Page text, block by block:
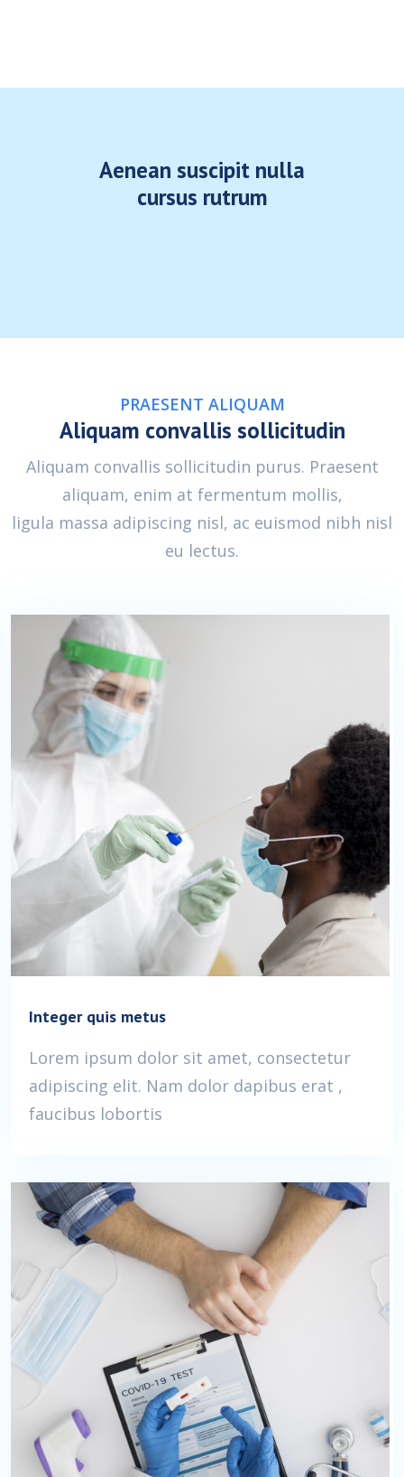
Aenean suscipit nulla
cursus rutrum
PRAESENT ALIQUAM
Aliquam convallis sollicitudin
Aliquam convallis sollicitudin purus. Praesent
aliquam, enim at fermentum mollis,
ligula massa adipiscing nisl, ac euismod nibh nisl
eu lectus.
Integer quis metus
Lorem ipsum dolor sit amet, consectetur
adipiscing elit. Nam dolor dapibus erat ,
faucibus lobortis